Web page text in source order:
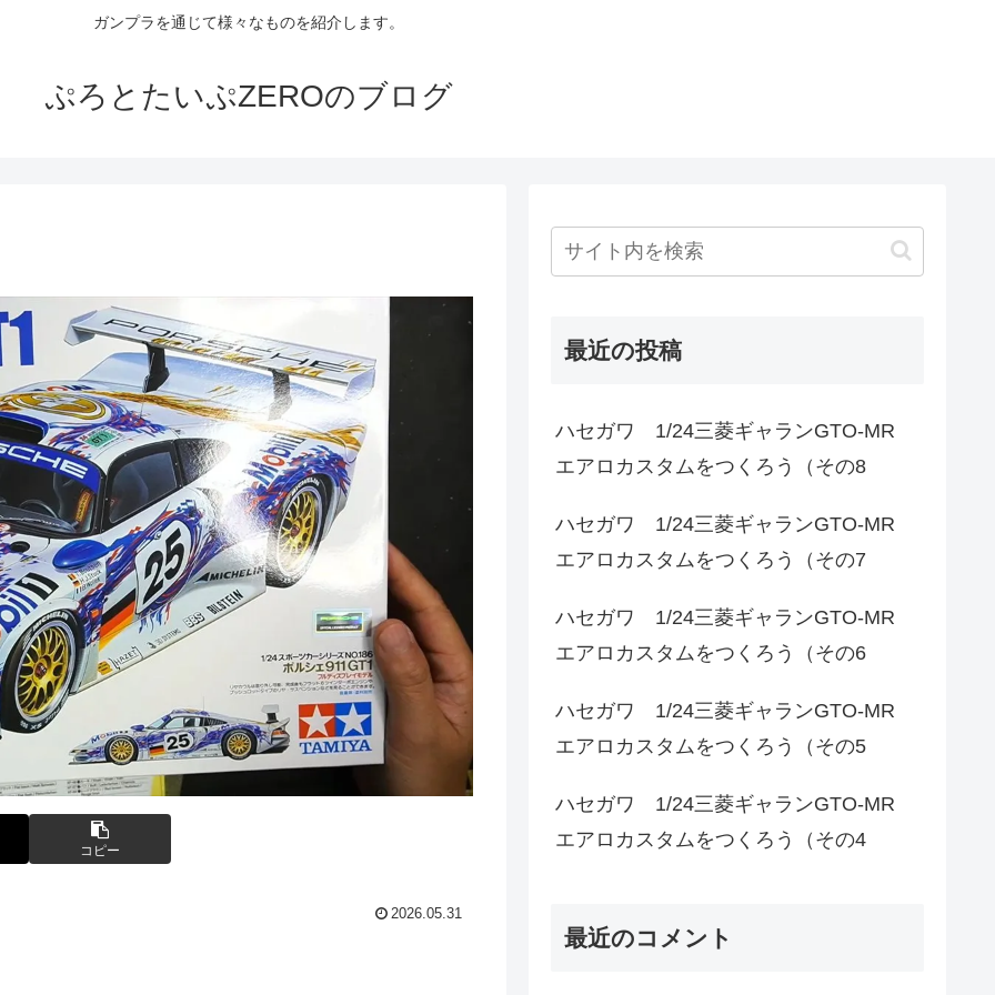
ガンプラを通じて様々なものを紹介します。
ぷろとたいぷZEROのブログ
コピー
2026.05.31
最近の投稿
ハセガワ 1/24三菱ギャランGTO-MR
エアロカスタムをつくろう（その8
ハセガワ 1/24三菱ギャランGTO-MR
エアロカスタムをつくろう（その7
ハセガワ 1/24三菱ギャランGTO-MR
エアロカスタムをつくろう（その6
ハセガワ 1/24三菱ギャランGTO-MR
エアロカスタムをつくろう（その5
ハセガワ 1/24三菱ギャランGTO-MR
エアロカスタムをつくろう（その4
最近のコメント